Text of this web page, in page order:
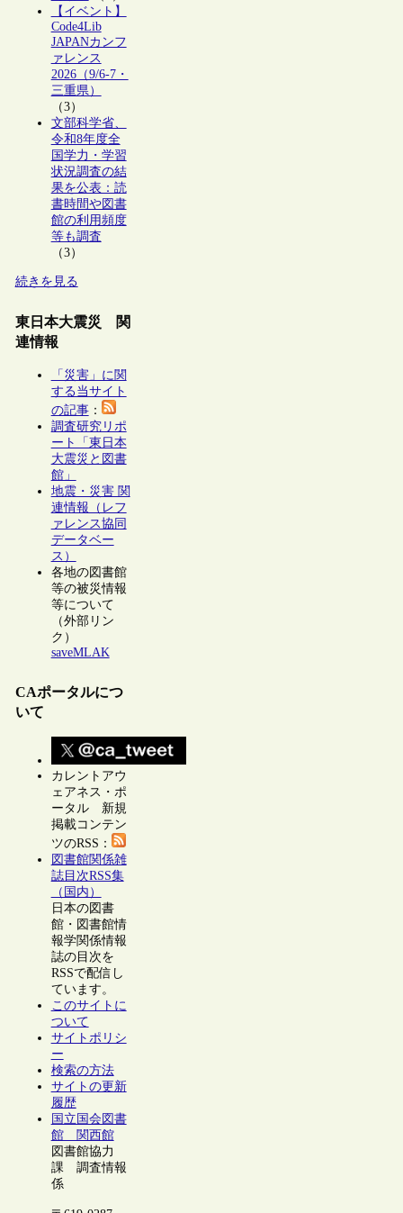
【イベント】
Code4Lib
JAPANカンフ
ァレンス
2026（9/6-7・
三重県）
（3）
文部科学省、
令和8年度全
国学力・学習
状況調査の結
果を公表：読
書時間や図書
館の利用頻度
等も調査
（3）
続きを見る
東日本大震災 関
連情報
「災害」に関
する当サイト
の記事：
調査研究リポ
ート「東日本
大震災と図書
館」
地震・災害 関
連情報（レフ
ァレンス協同
データベー
ス）
各地の図書館
等の被災情報
等について
（外部リン
ク）
saveMLAK
CAポータルにつ
いて
カレントアウ
ェアネス・ポ
ータル 新規
掲載コンテン
ツのRSS：
図書館関係雑
誌目次RSS集
（国内）
日本の図書
館・図書館情
報学関係情報
誌の目次を
RSSで配信し
ています。
このサイトに
ついて
サイトポリシ
ー
検索の方法
サイトの更新
履歴
国立国会図書
館 関西館
図書館協力
課 調査情報
係